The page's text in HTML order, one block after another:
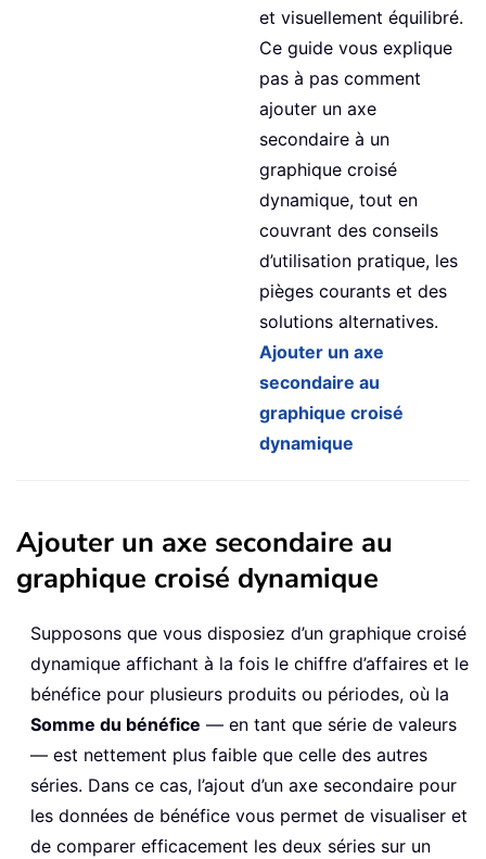
et visuellement équilibré.
Ce guide vous explique
pas à pas comment
ajouter un axe
secondaire à un
graphique croisé
dynamique, tout en
couvrant des conseils
d’utilisation pratique, les
pièges courants et des
solutions alternatives.
Ajouter un axe
secondaire au
graphique croisé
dynamique
Ajouter un axe secondaire au
graphique croisé dynamique
Supposons que vous disposiez d’un graphique croisé
dynamique affichant à la fois le chiffre d’affaires et le
bénéfice pour plusieurs produits ou périodes, où la
Somme du bénéfice — en tant que série de valeurs
— est nettement plus faible que celle des autres
séries. Dans ce cas, l’ajout d’un axe secondaire pour
les données de bénéfice vous permet de visualiser et
de comparer efficacement les deux séries sur un